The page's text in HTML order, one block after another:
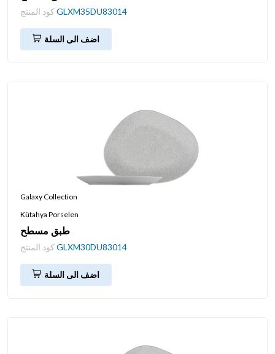
GLXM35DU83014
اضف الى السلة
Galaxy Collection
Kütahya Porselen
طبق مسطح
GLXM30DU83014
اضف الى السلة